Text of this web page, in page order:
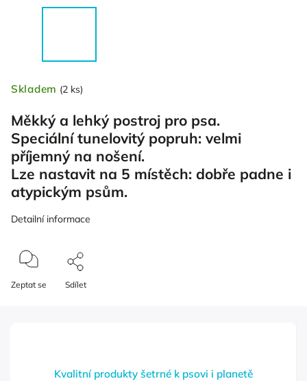
Skladem (2 ks)
Měkký a lehký postroj pro psa.
Speciální tunelovitý popruh: velmi
příjemný na nošení.
Lze nastavit na 5 místěch: dobře padne i
atypickým psům.
Detailní informace
Zeptat se Sdílet
Kvalitní produkty šetrné k psovi i planetě